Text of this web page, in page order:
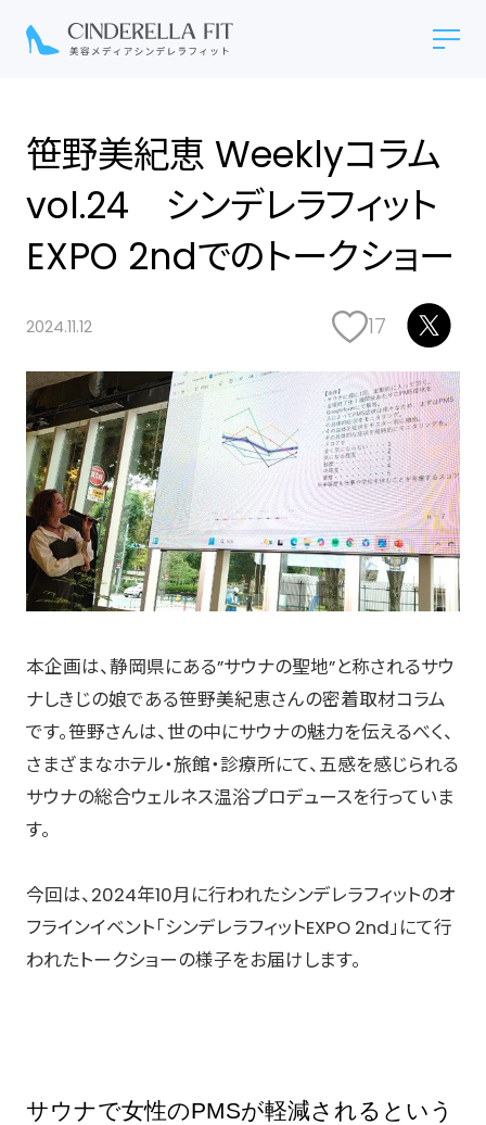
笹野美紀恵 Weeklyコラム
vol.24 シンデレラフィット
EXPO 2ndでのトークショー
2024.11.12 17
本企画は、静岡県にある”サウナの聖地”と称されるサウ
ナしきじの娘である笹野美紀恵さんの密着取材コラム
です。笹野さんは、世の中にサウナの魅力を伝えるべく、
さまざまなホテル・旅館・診療所にて、五感を感じられる
サウナの総合ウェルネス温浴プロデュースを行っていま
す。
今回は、2024年10月に行われたシンデレラフィットのオ
フラインイベント「シンデレラフィットEXPO 2nd」にて行
われたトークショーの様子をお届けします。
サウナで女性のPMSが軽減されるという